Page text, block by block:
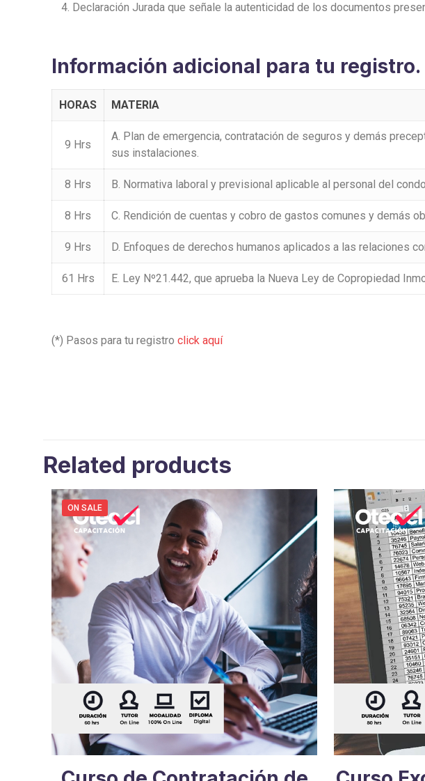
Declaración Jurada que señale la autenticidad de los documentos
Información adicional para tu registro.
HORAS MATERIA
9 Hrs
A. Plan de emergencia, contratación de seguros y demás
sus instalaciones.
8 Hrs B. Normativa laboral y previsional aplicable al personal del
8 Hrs C. Rendición de cuentas y cobro de gastos comunes y demás
9 Hrs D. Enfoques de derechos humanos aplicados a las relaciones
61 Hrs E. Ley Nº21.442, que aprueba la Nueva Ley de Copropiedad
(*) Pasos para tu registroclick aquí
Related products
ON SALE